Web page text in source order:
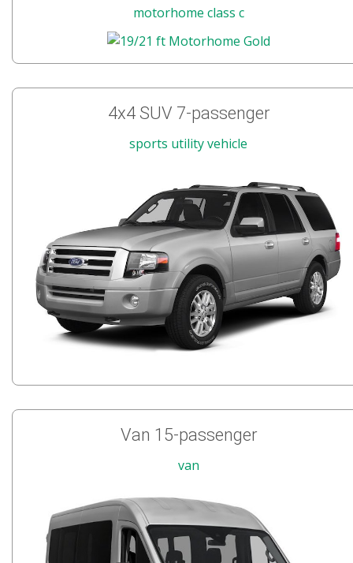
motorhome class c
4x4 SUV 7-passenger
sports utility vehicle
Van 15-passenger
van